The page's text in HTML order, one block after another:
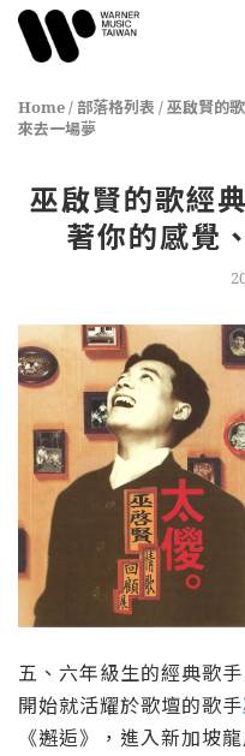
Home/ 部落格列表 /巫啟賢的
來去一場夢
巫啟賢的歌經
著你的感覺
五、六年級生的經典歌
開始就活耀於歌壇的歌手
《邂逅》，進入新加坡